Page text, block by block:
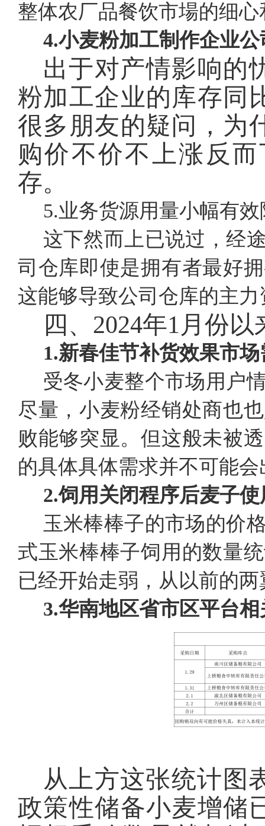
整体农厂品餐饮市場的细
4.小麦粉加工制作企业
出于对产情影响的
粉加工企业的库存同
很多朋友的疑问，为
购价不价不上涨反
存。
5.业务货源用量小幅有效
这下然而上已说过，经
司仓库即使是拥有者最好
这能够导致公司仓库的主
四、 2024年1月份
1.新春佳节补货效果市
受冬小麦整个市场用户
尽量，小麦粉经销处商也
败能够突显。但这般未被
的具体具体需求并不可能
2.饲用关闭程序后麦子
玉米棒棒子的市场的价
式玉米棒棒子饲用的数量
已经开始走弱，从以前的
3.华南地区省市区平台
从上方这张统计图
政策性储备小麦增储